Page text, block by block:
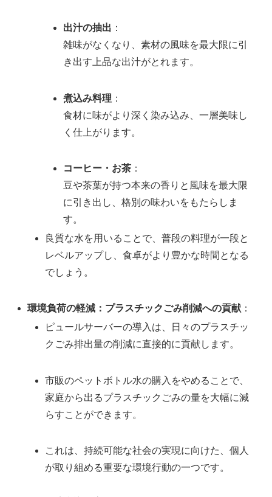
出汁の抽出 ：
雑味がなくなり、素材の風味を最大限に引
き出す上品な出汁がとれます。
煮込み料理 ：
食材に味がより深く染み込み、一層美味し
く仕上がります。
コーヒー・お茶：
豆や茶葉が持つ本来の香りと風味を最大限
に引き出し、格別の味わいをもたらしま
す。
良質な水を用いることで、普段の料理が一段と
レベルアップし、食卓がより豊かな時間となる
でしょう。
環境負荷の軽減：プラスチックごみ削減への貢献 ：
ピュールサーバーの導入は、日々のプラスチッ
クごみ排出量の削減に直接的に貢献します。
市販のペットボトル水の購入をやめることで、
家庭から出るプラスチックごみの量を大幅に減
らすことができます。
これは、持続可能な社会の実現に向けた、個人
が取り組める重要な環境行動の一つです。